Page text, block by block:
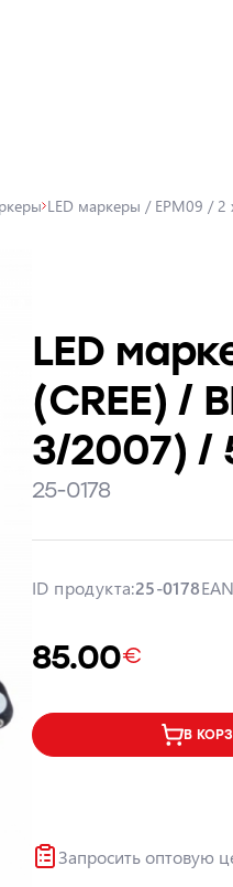
LED маркеры / EPM09 /
LED
(CREE) /
3/2007) /
25-0178
ID продукта:25-0178
85.00€
В
Запросить оптовую